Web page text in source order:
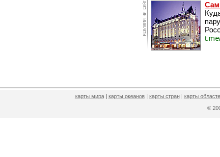
карты мира| карты океанов| карты стран| карты
©